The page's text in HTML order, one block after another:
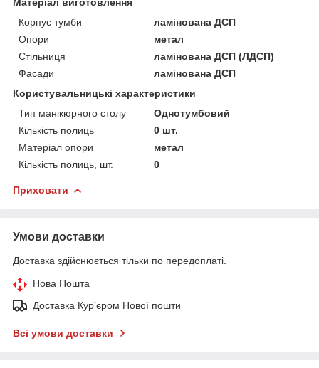
Корпус тумби
ламінована ДСП
Опори
метал
Стільниця
ламінована ДСП (ЛДСП)
Фасади
ламінована ДСП
Користувальницькі характеристики
Тип манікюрного столу
Однотумбовий
Кількість полиць
0 шт.
Матеріал опори
метал
Кількість полиць, шт.
0
Приховати
Умови доставки
Доставка здійснюється тільки по передоплаті.
Нова Пошта
Доставка Курʼєром Нової пошти
Всі умови доставки